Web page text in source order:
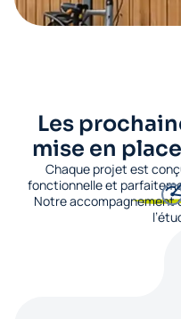
Les
mise en
Chaque projet est
fonctionnelle et
Notre accompagnement